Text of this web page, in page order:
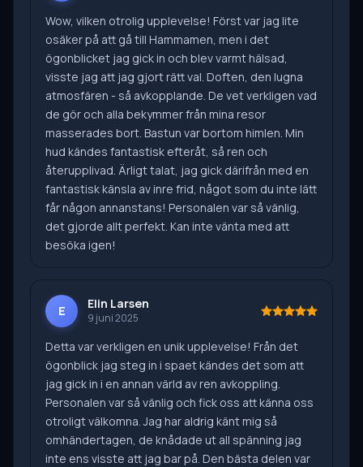
Wow, vilken otrolig upplevelse! Först var jag lite
osäker på att gå till Hammamen, men i det
ögonblicket jag gick in och blev varmt hälsad,
visste jag att jag gjort rätt val. Doften, den lugna
atmosfären - så avkopplande. De vet verkligen vad
de gör och alla bekymmer från mina resor
masserades bort. Bastun var bortom himlen. Min
hud kändes fantastisk efteråt, så ren och
återupplivad. Ärligt talat, jag gick därifrån med en
fantastisk känsla av inre frid, något som du inte lätt
får någon annanstans! Personalen var så vänlig,
det gjorde allt perfekt. Kan inte vänta med att
besöka igen!
E Elin Larsen
9 juni 2025
Detta var verkligen en unik upplevelse! Från det
ögonblick jag steg in i spaet kändes det som att
jag gick in i en annan värld av ren avkoppling.
Personalen var så vänlig och fick oss att känna oss
otroligt välkomna. Jag har aldrig känt mig så
omhändertagen, de knådade ut all spänning jag
inte ens visste att jag bar på. Den bästa delen var